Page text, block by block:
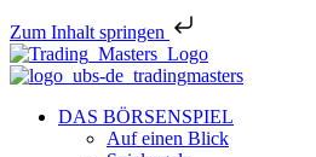
Zum Inhalt springen
DAS BÖRSENSPIEL
Auf einen Blick